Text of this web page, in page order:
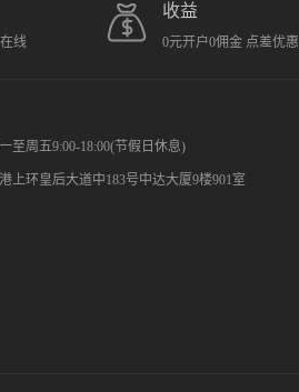
线
收益
0元开户0佣金 点差优惠
至周五9:00-18:00(节假日休息)
上环皇后大道中183号中达大厦9楼901室